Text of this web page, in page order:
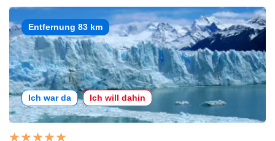
Entfernung 83 km
Ich war da Ich will dahin